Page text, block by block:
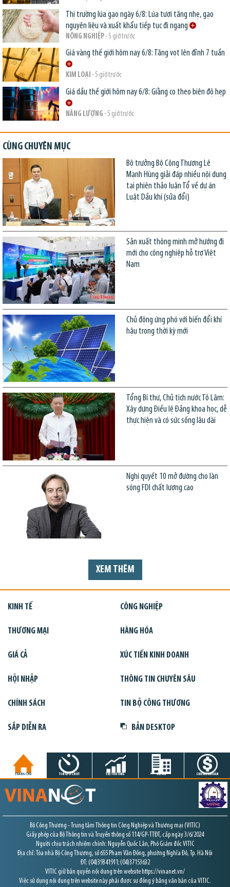
Thị trường lúa gạo ngày 6/8: Lúa tươi tăng nhẹ, gạo
nguyên liệu và xuất khẩu tiếp tục đi ngang
NÔNG NGHIỆP- 5 giờ trước
Giá vàng thế giới hôm nay 6/8: Tăng vọt lên đỉnh 7 tuần
KIM LOẠI - 5 giờ trước
Giá dầu thế giới hôm nay 6/8: Giằng co theo biên độ hẹp
NĂNG LƯỢNG - 5 giờ trước
CÙNG CHUYÊN MỤC
Bộ trưởng Bộ Công Thương Lê
Mạnh Hùng giải đáp nhiều nội dung
tại phiên thảo luận Tổ về dự án
Luật Dầu khí (sửa đổi)
Sản xuất thông minh mở hướng đi
mới cho công nghiệp hỗ trợ Việt
Nam
Chủ động ứng phó với biến đổi khí
hậu trong thời kỳ mới
Tổng Bí thư, Chủ tịch nước Tô Lâm:
Xây dựng Điều lệ Đảng khoa học, dễ
thực hiện và có sức sống lâu dài
Nghị quyết 10 mở đường cho làn
sóng FDI chất lượng cao
XEM THÊM
KINH TẾ CÔNG NGHIỆP
THƯƠNG MẠI HÀNG HÓA
GIÁ CẢ XÚC TIẾN KINH DOANH
HỘI NHẬP THÔNG TIN CHUYÊN SÂU
CHÍNH SÁCH TIN BỘ CÔNG THƯƠNG
SẮP DIỄN RA BẢN DESKTOP
TRANG CHỦ TIN GIỜ CHÓT THỊ TRƯỜNG DỰ ÁN CHỨNG KHOÁN
Bộ Công Thương - Trung tâm Thông tin Công Nghiệp và Thương mại (VITIC)
Giấy phép của Bộ Thông tin và Truyền thông số 114/GP-TTĐT, cấp ngày 3/6/2024
Người chịu trách nhiệm chính: Nguyễn Quốc Lân, Phó Giám đốc VITIC
Địa chỉ: Tòa nhà Bộ Công Thương, số 655 Phạm Văn Đồng, phường Nghĩa Đô, Tp. Hà Nội
ĐT: (04)39341911; (04)37153632
VITIC giữ bản quyền nội dung trên website https://vinanet.vn/
Việc sử dụng nội dung trên website này phải được sự đồng ý bằng văn bản của VITIC.